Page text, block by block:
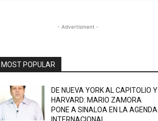
- Advertisment -
MOST POPULAR
DE NUEVA YORK AL CAPITOLIO Y
HARVARD: MARIO ZAMORA
PONE A SINALOA EN LA AGENDA